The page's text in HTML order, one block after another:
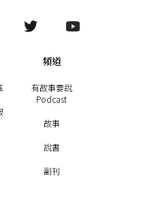
頻道
有故事要說
Podcast
故事
說書
副刊